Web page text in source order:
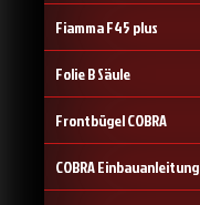
Fiamma F45 plus
Folie B Säule
Frontbügel COBRA
COBRA Einbauanleitung